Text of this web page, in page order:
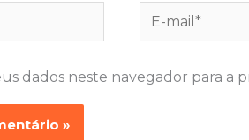
E-
mail*
dados neste navegador para a